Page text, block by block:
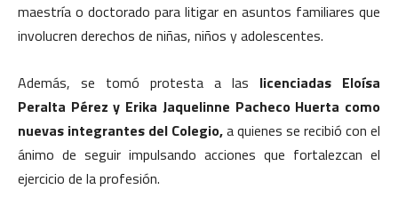
maestría o doctorado para litigar en asuntos familiares que
involucren derechos de niñas, niños y adolescentes.
Además, se tomó protesta a las licenciadas Eloísa
Peralta Pérez y Erika Jaquelinne Pacheco Huerta como
nuevas integrantes del Colegio,a quienes se recibió con el
ánimo de seguir impulsando acciones que fortalezcan el
ejercicio de la profesión.